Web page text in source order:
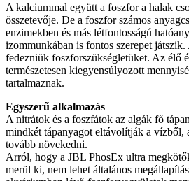
A kalciummal együtt a foszfor a halak
összetevője. De a foszfor számos
enzimekben és más létfontosságú
izommunkában is fontos szerepet
fedezniük foszforszükségletüket. Az élő
természetesen kiegyensúlyozott
tartalmaznak.
Egyszerű alkalmazás
A nitrátok és a foszfátok az algák fő
mindkét tápanyagot eltávolítják a vízből,
tovább növekedni.
Arról, hogy a JBL PhosEx ultra
merül ki, nem lehet általános